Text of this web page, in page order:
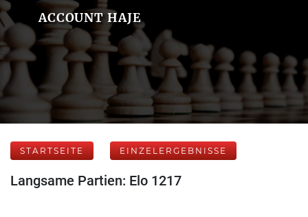
ACCOUNT HAJE
STARTSEITE EINZELERGEBNISSE
Langsame Partien: Elo 1217